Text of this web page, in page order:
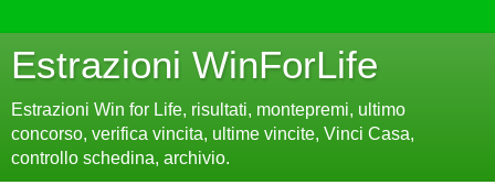
Estrazioni WinForLife
Estrazioni Win for Life, risultati, montepremi, ultimo
concorso, verifica vincita, ultime vincite, Vinci Casa,
controllo schedina, archivio.